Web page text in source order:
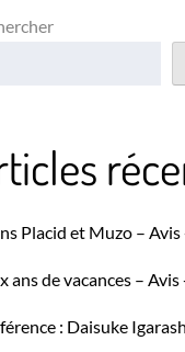
Placid et Muzo – Avis
ans de vacances – Avis
: Daisuke